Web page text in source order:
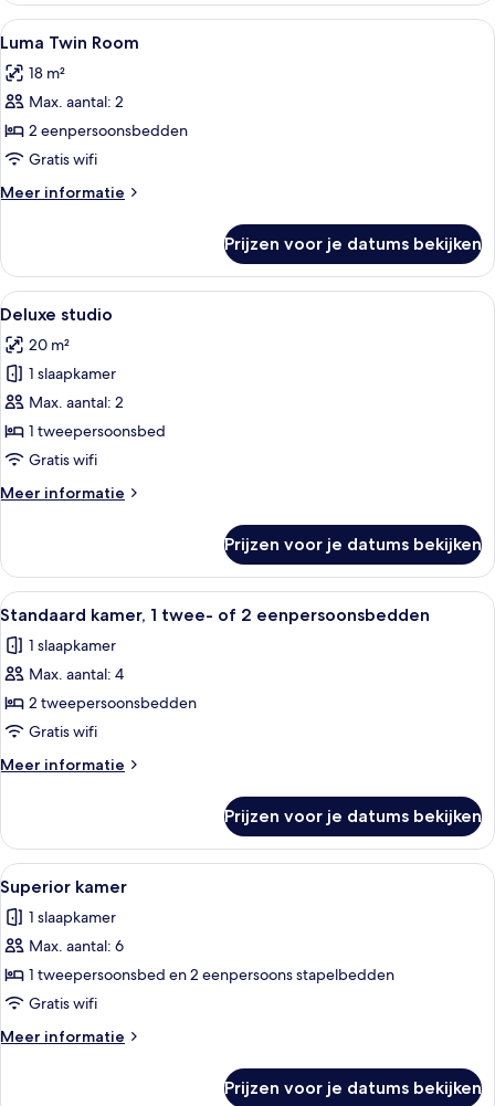
Kamer
met
Alle
foto's
voor
Luma
Twin
Room
laden
Een hotelkamer met twee bedden,
9
Luma Twin Room
18 m²
Max. aantal: 2
2 eenpersoonsbedden
Gratis wifi
Meer informatie
Meer
Twin
Room
Prijzen voor je datums bekijken
Alle
foto's
voor
Deluxe
studio
laden
Een hotelkamer met een bed,
5
Deluxe studio
20 m²
1 slaapkamer
Max. aantal: 2
1 tweepersoonsbed
Gratis wifi
Meer informatie
Meer
studio
Prijzen voor je datums bekijken
Alle
foto's
voor
Standaard
kamer,
1
twee-
of
eenpersoonsbedden
laden
Een hotelkamer met twee bedden,
14
Standaard kamer, 1 twee- of 2 eenpersoonsbedden
1 slaapkamer
Max. aantal: 4
2 tweepersoonsbedden
Gratis wifi
Meer informatie
Meer
kamer,
twee-
2
eenpersoonsbedden
Prijzen voor je datums bekijken
Alle
foto's
voor
Superior
kamer
laden
Een slaapkamer met een stapelbed,
16
Superior kamer
1 slaapkamer
Max. aantal: 6
1 tweepersoonsbed en 2 eenpersoons stapelbedden
Gratis wifi
Meer informatie
Meer
Prijzen voor je datums bekijken